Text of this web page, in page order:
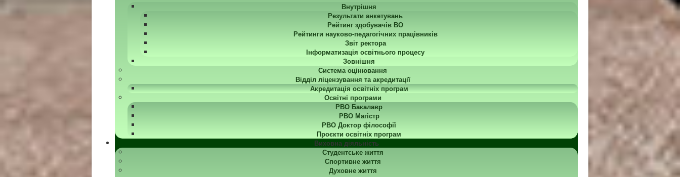
Внутрішня
Результати анкетувань
Рейтинг здобувачів ВО
Рейтинги науково-педагогічних працівників
Звіт ректора
Інформатизація освітнього процесу
Зовнішня
Система оцінювання
Відділ ліцензування та акредитації
Акредитація освітніх програм
Освітні програми
РВО Бакалавр
РВО Магістр
РВО Доктор філософії
Проєкти освітніх програм
Виховна діяльність
Студентське життя
Спортивне життя
Духовне життя